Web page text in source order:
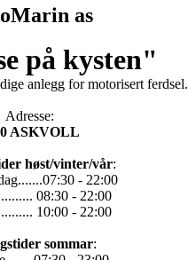
as
på kysten"
anlegg for motorisert ferdsel.
Adresse:
ASKVOLL
høst/vinter/vår:
- 22:00
08:30 - 22:00
10:00 - 22:00
sommar: